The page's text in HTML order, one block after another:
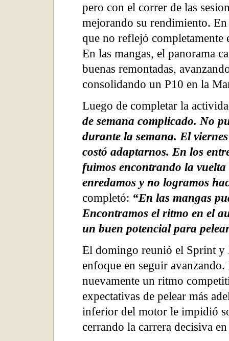
pero con el correr de las
mejorando su rendimiento.
que no reflejó completamente
En las mangas, el panorama
buenas remontadas,
consolidando un P10 en la
Luego de completar la
de semana complicado. No
durante la semana. El
costó adaptarnos. En los
fuimos encontrando la
enredamos y no logramos
completó: “En las mangas
Encontramos el ritmo en el
un buen potencial para
El domingo reunió el Sprint
enfoque en seguir
nuevamente un ritmo
expectativas de pelear más
inferior del motor le impidió
cerrando la carrera decisiva